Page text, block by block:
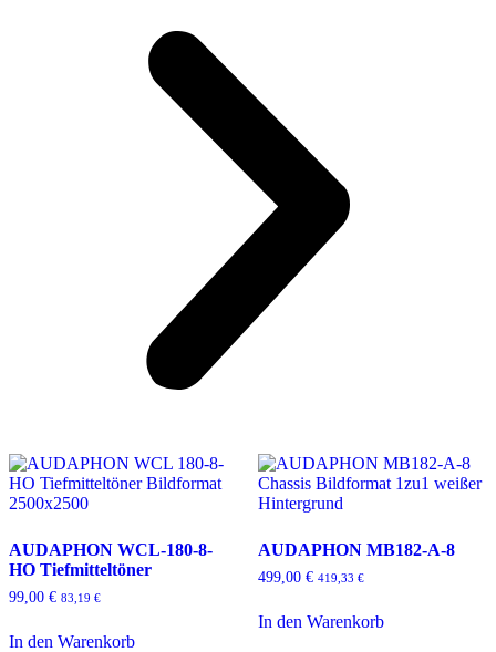
AUDAPHON WCL-180-8-
HO Tiefmitteltöner
99,00 € 83,19 €
In den Warenkorb
AUDAPHON MB182-A-8
499,00 € 419,33 €
In den Warenkorb